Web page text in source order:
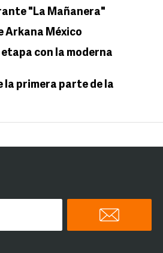
"La Mañanera"
Arkana México
con la moderna
la primera parte de la